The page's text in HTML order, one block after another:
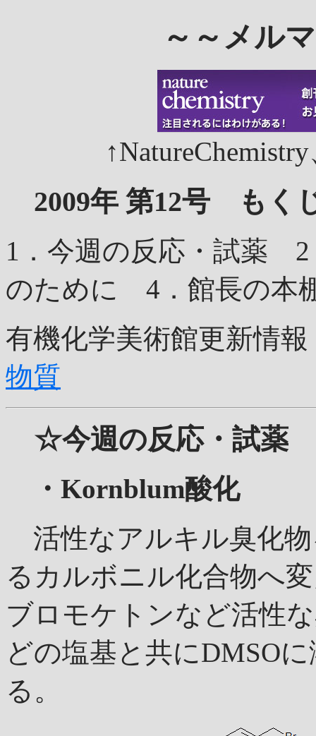
～～メル
2009年 第12号 もく
1．今週の反応・試薬
のために 4．館長の本
有機化学美術館更新情
物質
☆今週の反応・試薬
・Kornblum酸化
活性なアルキル臭化物
るカルボニル化合物へ
ブロモケトンなど活性
どの塩基と共にDMSO
る。